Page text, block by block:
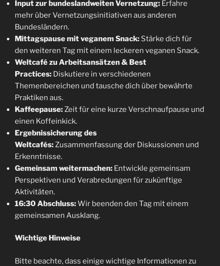
Input zur bundeslandweiten Vernetzung: Erfahre
mehr über Vernetzungsinitiativen aus anderen
Bundesländern.
Mittagspause mit veganem Snack: Stärke dich für
den weiteren Tag mit einem leckeren veganen Snack.
Weltcafé zu Arbeitsansätzen & Best
Practices: Diskutiere in verschiedenen
Themenbereichen und tausche dich über bewährte
Praktiken aus.
Kaffeepause: Zeit für eine kurze Verschnaufpause und
einen Koffeinkick.
Ergebnissicherung des
Weltcafés: Zusammenfassung der Diskussionen und
Erkenntnisse.
Gemeinsam weitermachen: Entwickle gemeinsam
Perspektiven und Verabredungen für zukünftige
Aktivitäten.
16:30 Abschluss:Wir beenden den Tag mit einem
gemeinsamen Ausklang.
Wichtige Hinweise
Bitte beachte, dass einige wichtige Informationen zu